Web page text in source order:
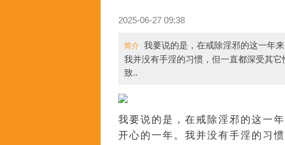
2025-06-27 09:38
简介 我要说的是，在戒除淫邪的这一年
我并没有手淫的习惯，但一直都深受其
致..
我要说的是，在戒除淫邪的这一
开心的一年。我并没有手淫的习